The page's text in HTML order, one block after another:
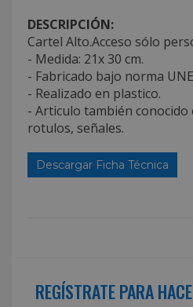
DESCRIPCIÓN:
Cartel Alto.Acceso sólo
- Medida: 21x 30 cm.
- Fabricado bajo norma
- Realizado en plastico.
- Articulo también conocido
rotulos, señales.
Descargar Ficha Técnica
REGÍSTRATE PARA